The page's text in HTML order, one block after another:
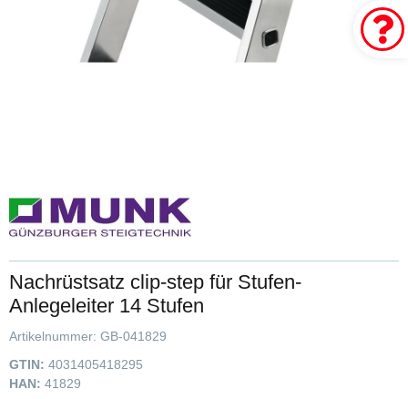
Nachrüstsatz clip-step für Stufen-
Anlegeleiter 14 Stufen
Artikelnummer: GB-041829
GTIN: 4031405418295
HAN: 41829